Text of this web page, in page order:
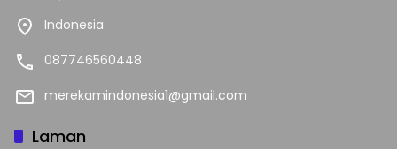
Indonesia
087746560448
merekamindonesia1@gmail.com
Laman